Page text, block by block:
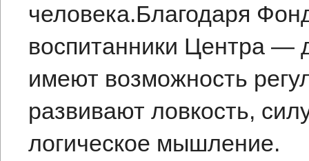
человека.Благодаря
воспитанники Центра —
имеют возможность
развивают ловкость,
логическое мышление.